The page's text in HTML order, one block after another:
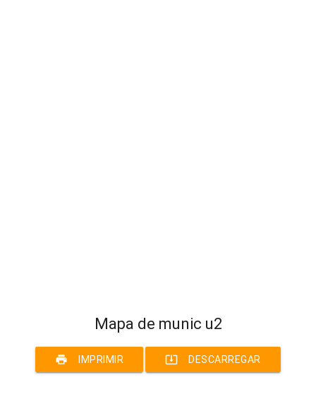
Mapa de munic u2
print IMPRIMIR system_update_alt DESCARREGAR